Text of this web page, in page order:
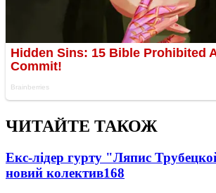
ЧИТАЙТЕ ТАКОЖ
Екс-лідер гурту "Ляпис
новий колектив168